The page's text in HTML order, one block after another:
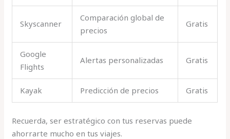
Skyscanner
Comparación global de
precios
Gratis
Google
Flights
Alertas personalizadas Gratis
Kayak Predicción de precios Gratis
Recuerda, ser estratégico con tus reservas puede
ahorrarte mucho en tus viajes.